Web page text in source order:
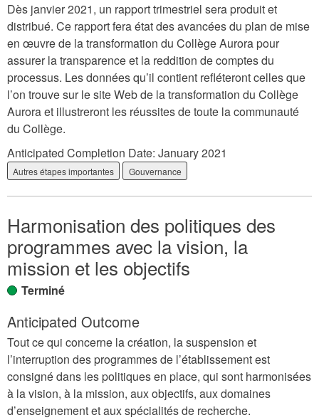
Dès janvier 2021, un rapport trimestriel sera produit et
distribué. Ce rapport fera état des avancées du plan de mise
en œuvre de la transformation du Collège Aurora pour
assurer la transparence et la reddition de comptes du
processus. Les données qu’il contient refléteront celles que
l’on trouve sur le site Web de la transformation du Collège
Aurora et illustreront les réussites de toute la communauté
du Collège.
Anticipated Completion Date: January 2021
Autres étapes importantes Gouvernance
Harmonisation des politiques des
programmes avec la vision, la
mission et les objectifs
Terminé
Anticipated Outcome
Tout ce qui concerne la création, la suspension et
l’interruption des programmes de l’établissement est
consigné dans les politiques en place, qui sont harmonisées
à la vision, à la mission, aux objectifs, aux domaines
d’enseignement et aux spécialités de recherche.